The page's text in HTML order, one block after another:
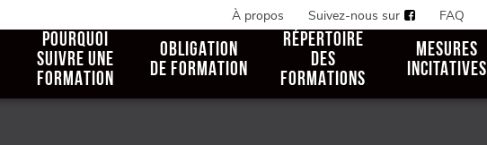
À propos Suivez-nous sur FAQ
POURQUOI
SUIVRE UNE
FORMATION
OBLIGATION
DE FORMATION
RÉPERTOIRE
DES
FORMATIONS
MESURES
INCITATIVES